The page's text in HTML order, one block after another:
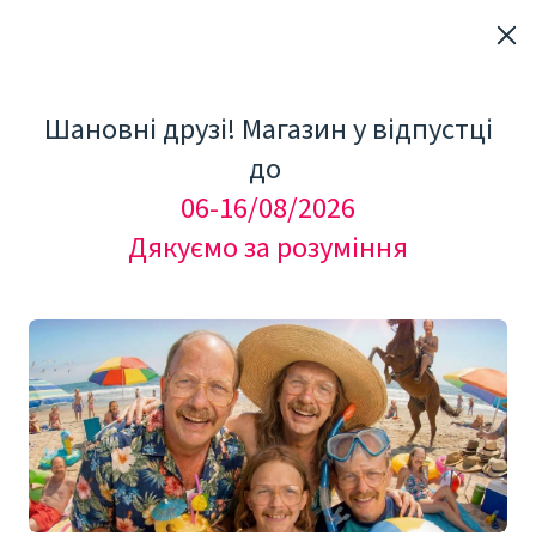
ПОВЕРНЕННЯ
========================
Сплачене замовлення до 15:00
надсилаємо того ж дня
Шановні друзі! Магазин у відпустці
до
06-16/08/2026
Дякуємо за розуміння